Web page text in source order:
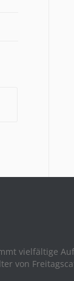
vielfältige
von